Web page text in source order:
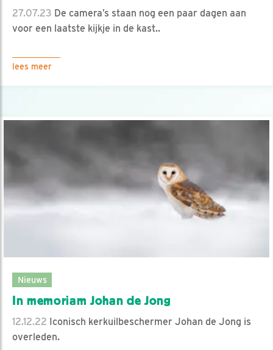
27.07.23 De camera’s staan nog een paar dagen aan
voor een laatste kijkje in de kast..
lees meer
Nieuws
In memoriam Johan de Jong
12.12.22 Iconisch kerkuilbeschermer Johan de Jong is
overleden.